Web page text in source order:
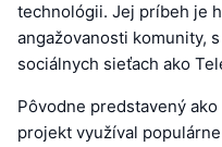
technológii. Jej príbeh je
angažovanosti komunity,
sociálnych sieťach ako
Pôvodne predstavený
projekt využíval